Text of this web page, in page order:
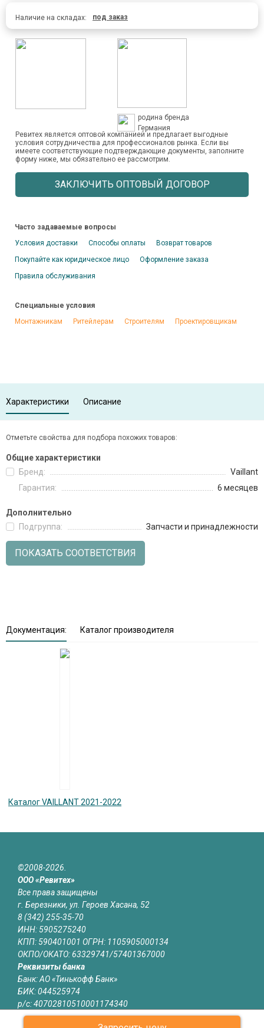
Наличие на складах: под заказ
родина бренда
Германия
Ревитех является оптовой компанией и предлагает выгодные
условия сотрудничества для профессионалов рынка. Если вы
имеете соответствующие подтверждающие документы, заполните
форму ниже, мы обязательно ее рассмотрим.
ЗАКЛЮЧИТЬ ОПТОВЫЙ ДОГОВОР
Часто задаваемые вопросы
Условия доставки
Способы оплаты
Возврат товаров
Покупайте как юридическое лицо
Оформление заказа
Правила обслуживания
Специальные условия
Монтажникам
Ритейлерам Строителям Проектировщикам
Характеристики Описание
Отметьте свойства для подбора похожих товаров:
Общие характеристики
Бренд:
Vaillant
Гарантия:
6 месяцев
Дополнительно
Подгруппа:
Запчасти и принадлежности
ПОКАЗАТЬ СООТВЕТСТВИЯ
Документация: Каталог производителя
Каталог VAILLANT 2021-2022
©2008-2026.
ООО «Ревитех»
Все права защищены
г. Березники, ул. Героев Хасана, 52
8 (342) 255-35-70
ИНН: 5905275240
КПП: 590401001 ОГРН: 1105905000134
ОКПО/ОКАТО: 63329741/57401367000
Реквизиты банка
Банк: АО «Тинькофф Банк»
БИК: 044525974
р/с: 40702810510001174340
к/с: 30101810145250000974